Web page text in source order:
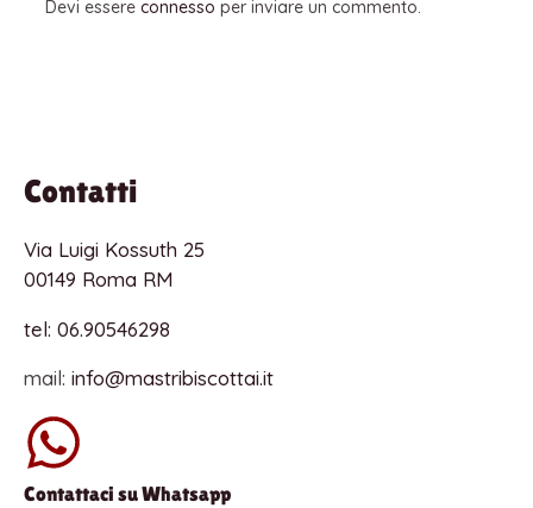
Devi essere connesso per inviare un commento.
Contatti
Via Luigi Kossuth 25
00149 Roma RM
tel: 06.90546298
mail: info@mastribiscottai.it
Contattaci su Whatsapp